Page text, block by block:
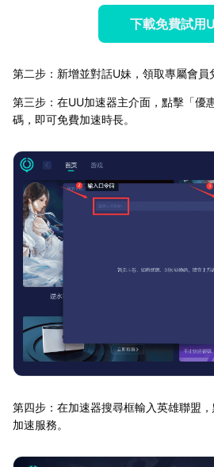
下載免費試用
第二步：新增並對話U妹，領取專屬會員
第三步：在UU加速器主介面，點擊「優
碼，即可免費加速時長。
第四步：在加速器搜尋框輸入英雄聯盟
加速服務。